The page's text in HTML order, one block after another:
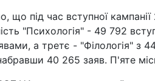
що під час вступної
"Психологія" - 49 792
а третє - "Філологія" з
40 265 заяв. П'яте